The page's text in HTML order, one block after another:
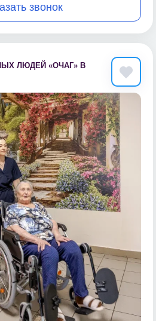
звонок
ЛЮДЕЙ «ОЧАГ» В